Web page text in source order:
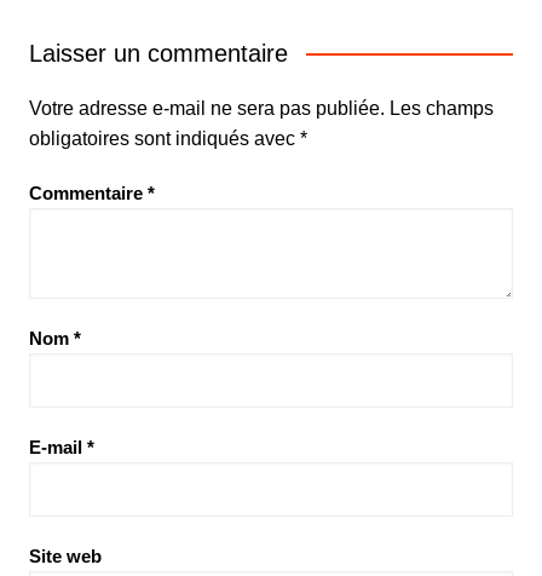
Laisser un commentaire
Votre adresse e-mail ne sera pas publiée. Les champs
obligatoires sont indiqués avec *
Commentaire *
Nom *
E-mail *
Site web